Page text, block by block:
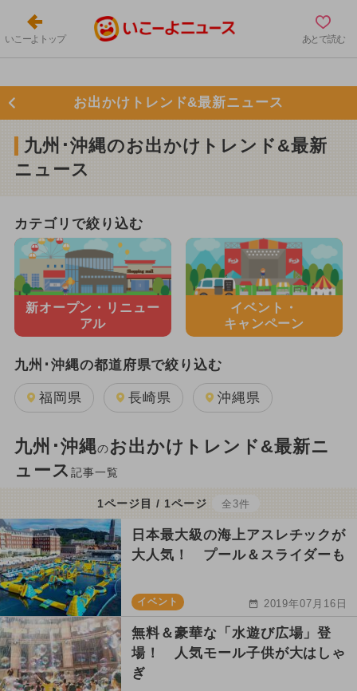
いこーよトップ あとで読む
お出かけトレンド&最新ニュース
九州･沖縄のお出かけトレンド&最新
ニュース
カテゴリで絞り込む
新オープン・ リニュー
アル
イベント・
キャンペーン
九州･沖縄の都道府県で絞り込む
福岡県 長崎県 沖縄県
九州･沖縄のお出かけトレンド&最新ニ
ュース 記事一覧
1ページ目 / 1ページ 全3件
日本最大級の海上アスレチックが
大人気！ プール＆スライダーも
イベント 2019年07月16日
無料＆豪華な「水遊び広場」登
場！ 人気モール子供が大はしゃ
ぎ